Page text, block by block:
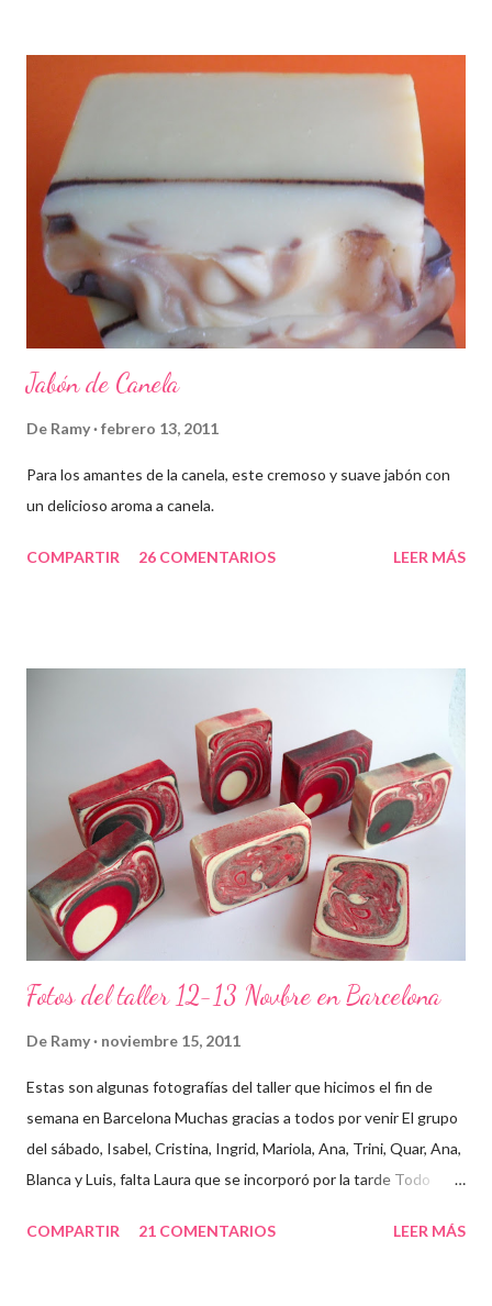
Jabón de Canela
De Ramy febrero 13, 2011
Para los amantes de la canela, este cremoso y suave jabón con
un delicioso aroma a canela.
COMPARTIR 26 COMENTARIOS LEER MÁS
Fotos del taller 12-13 Novbre en Barcelona
De Ramy noviembre 15, 2011
Estas son algunas fotografías del taller que hicimos el fin de
semana en Barcelona Muchas gracias a todos por venir El grupo
del sábado, Isabel, Cristina, Ingrid, Mariola, Ana, Trini, Quar, Ana,
Blanca y Luis, falta Laura que se incorporó por la tarde Todo
primero un poco de teórica para tener claro lo que tenemos que
COMPARTIR 21 COMENTARIOS LEER MÁS